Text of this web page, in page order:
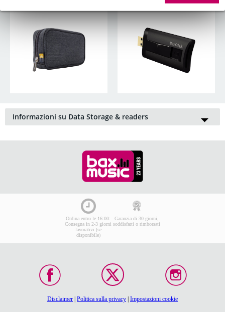
Informazioni su Data Storage & readers
con voi grazie ad un supporto per l'archiviazione dati come
scheda di memoria che potete inserire in fotocamere, alcuni
tipi di attrezzatura per DJ, lettori multimediali, cellulari e
registratori. Le schede di memoria sono
semplici da sostituire, nel caso fosse necessario ulteriore
chiavette USB. Per riporre al sicuro i vostri supporti di
archiviazione potrete usare uno dei tanti utili
archiviazione dati.
Ordina entro le 16:00:
Consegna in 2-3 giorni
lavorativi (se
disponibile)
Garanzia di 30 giorni,
soddisfatti o rimborsati
Disclaimer Politica sulla privacy Impostazioni cookie